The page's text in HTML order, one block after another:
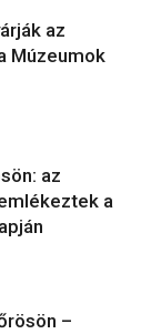
az
Múzeumok
az
a
–